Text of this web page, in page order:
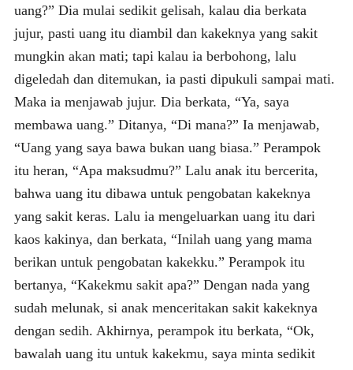
uang?” Dia mulai sedikit gelisah, kalau dia berkata
jujur, pasti uang itu diambil dan kakeknya yang sakit
mungkin akan mati; tapi kalau ia berbohong, lalu
digeledah dan ditemukan, ia pasti dipukuli sampai mati.
Maka ia menjawab jujur. Dia berkata, “Ya, saya
membawa uang.” Ditanya, “Di mana?” Ia menjawab,
“Uang yang saya bawa bukan uang biasa.” Perampok
itu heran, “Apa maksudmu?” Lalu anak itu bercerita,
bahwa uang itu dibawa untuk pengobatan kakeknya
yang sakit keras. Lalu ia mengeluarkan uang itu dari
kaos kakinya, dan berkata, “Inilah uang yang mama
berikan untuk pengobatan kakekku.” Perampok itu
bertanya, “Kakekmu sakit apa?” Dengan nada yang
sudah melunak, si anak menceritakan sakit kakeknya
dengan sedih. Akhirnya, perampok itu berkata, “Ok,
bawalah uang itu untuk kakekmu, saya minta sedikit